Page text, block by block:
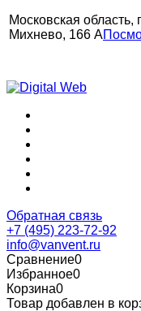
Московская область,
Михнево, 166 А
Обратная связь
+7 (495) 223-72-92
info@vanvent.ru
Сравнение0
Избранное0
Корзина0
Товар добавлен в